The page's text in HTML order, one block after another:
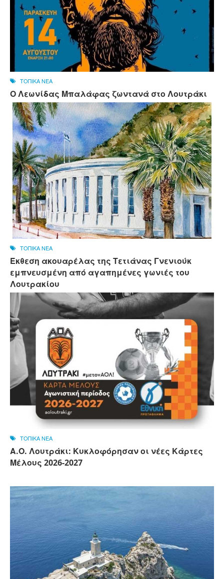
ΤΟΠΙΚΑ ΝΕΑ
Ο Λεωνίδας Μπαλάφας ζωντανά στο Λουτράκι
ΤΟΠΙΚΑ ΝΕΑ
Έκθεση ακουαρέλας της Τετιάνας Γνενιούκ
εμπνευσμένη από αγαπημένες γωνιές του
Λουτρακίου
ΤΟΠΙΚΑ ΝΕΑ
Α.Ο. Λουτράκι: Κυκλοφόρησαν οι νέες Κάρτες
Μέλους 2026-2027